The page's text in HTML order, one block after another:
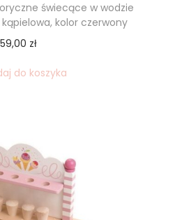
świecące w wodzie
kolor czerwony
59,00 zł
do koszyka